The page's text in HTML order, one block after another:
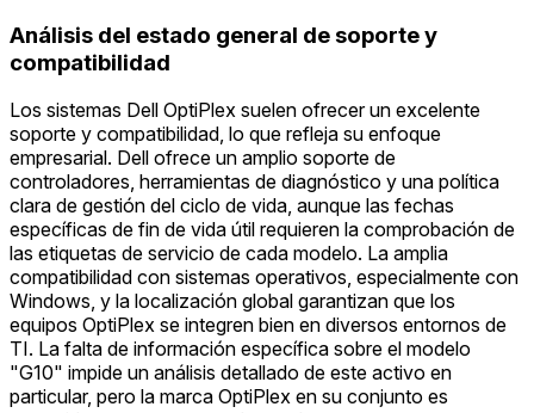
Análisis del estado general de soporte y
compatibilidad
Los sistemas Dell OptiPlex suelen ofrecer un excelente
soporte y compatibilidad, lo que refleja su enfoque
empresarial. Dell ofrece un amplio soporte de
controladores, herramientas de diagnóstico y una política
clara de gestión del ciclo de vida, aunque las fechas
específicas de fin de vida útil requieren la comprobación de
las etiquetas de servicio de cada modelo. La amplia
compatibilidad con sistemas operativos, especialmente con
Windows, y la localización global garantizan que los
equipos OptiPlex se integren bien en diversos entornos de
TI. La falta de información específica sobre el modelo
"G10" impide un análisis detallado de este activo en
particular, pero la marca OptiPlex en su conjunto es